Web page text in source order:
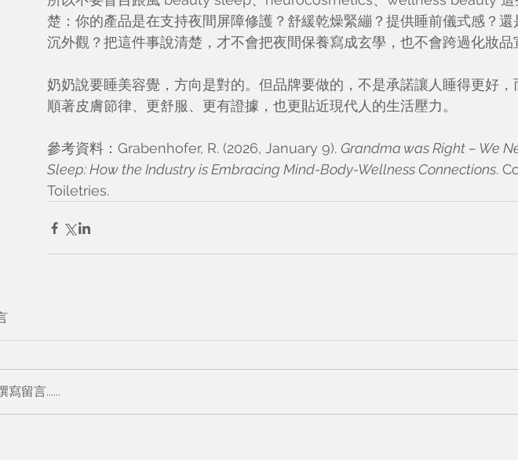
楚：你的產品是在支持夜間屏障修護？舒緩乾燥緊繃？提供睡前儀式感？
沉外觀？把這件事說清楚，才不會把夜間保養寫成玄學，也不會跨過化妝品
奶奶說要睡美容覺，方向是對的。但品牌要做的，不是承諾讓人睡得更好
順著皮膚節律、更舒服、更有證據，也更貼近現代人的生活壓力。
參考資料：Grabenhofer, R. (2026, January 9). Grandma was Right – We
Sleep: How the Industry is Embracing Mind-Body-Wellness Connections.
Toiletries.
寫留言......